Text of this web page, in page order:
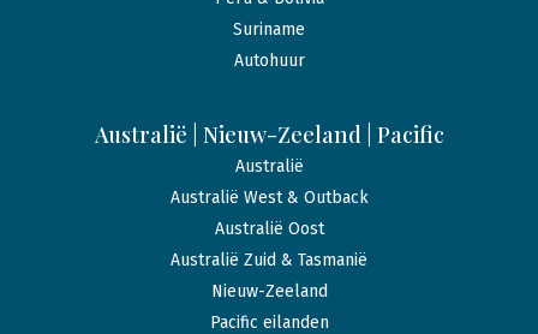
Suriname
Autohuur
Australië | Nieuw-Zeeland | Pacific
Australië
Australië West & Outback
Australië Oost
Australië Zuid & Tasmanië
Nieuw-Zeeland
Pacific eilanden